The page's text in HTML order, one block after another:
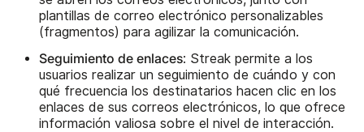
plantillas de correo electrónico personalizables
(fragmentos) para agilizar la comunicación.
Seguimiento de enlaces: Streak permite a los
usuarios realizar un seguimiento de cuándo y con
qué frecuencia los destinatarios hacen clic en los
enlaces de sus correos electrónicos, lo que ofrece
información valiosa sobre el nivel de interacción.